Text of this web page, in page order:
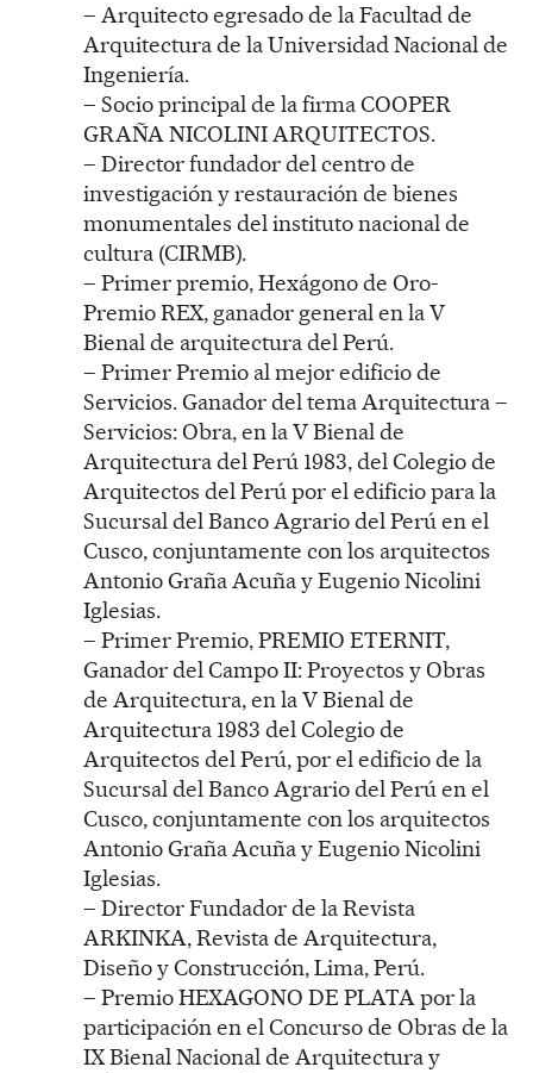
– Arquitecto egresado de la Facultad de
Arquitectura de la Universidad Nacional de
Ingeniería.
– Socio principal de la firma COOPER
GRAÑA NICOLINI ARQUITECTOS.
– Director fundador del centro de
investigación y restauración de bienes
monumentales del instituto nacional de
cultura (CIRMB).
– Primer premio, Hexágono de Oro-
Premio REX, ganador general en la V
Bienal de arquitectura del Perú.
– Primer Premio al mejor edificio de
Servicios. Ganador del tema Arquitectura –
Servicios: Obra, en la V Bienal de
Arquitectura del Perú 1983, del Colegio de
Arquitectos del Perú por el edificio para la
Sucursal del Banco Agrario del Perú en el
Cusco, conjuntamente con los arquitectos
Antonio Graña Acuña y Eugenio Nicolini
Iglesias.
– Primer Premio, PREMIO ETERNIT,
Ganador del Campo II: Proyectos y Obras
de Arquitectura, en la V Bienal de
Arquitectura 1983 del Colegio de
Arquitectos del Perú, por el edificio de la
Sucursal del Banco Agrario del Perú en el
Cusco, conjuntamente con los arquitectos
Antonio Graña Acuña y Eugenio Nicolini
Iglesias.
– Director Fundador de la Revista
ARKINKA, Revista de Arquitectura,
Diseño y Construcción, Lima, Perú.
– Premio HEXAGONO DE PLATA por la
participación en el Concurso de Obras de la
IX Bienal Nacional de Arquitectura y